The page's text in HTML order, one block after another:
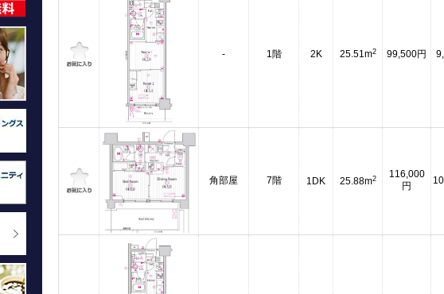
- 1階 2K 25.51m2 99,500円
角部屋 7階 1DK 25.88m2
116,000
円